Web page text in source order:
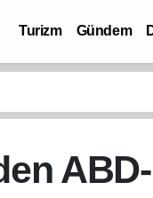
Turizm Gündem